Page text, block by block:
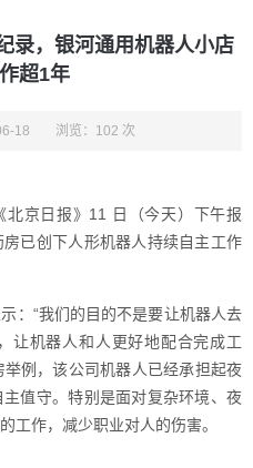
录，银河通用机器人小店
超1年
18 浏览：102 次
京日报》11 日（今天）下午报
已创下人形机器人持续自主工作
：“我们的目的不是要让机器人去
让机器人和人更好地配合完成工
例，该公司机器人已经承担起夜
值守。特别是面对复杂环境、夜
工作，减少职业对人的伤害。